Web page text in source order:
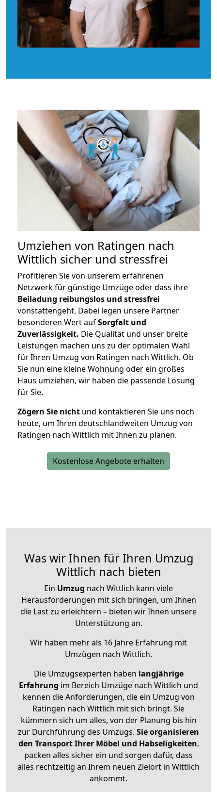
Umziehen von Ratingen nach
Wittlich sicher und stressfrei
Profitieren Sie von unserem erfahrenen
Netzwerk für günstige Umzüge oder dass ihre
Beiladung reibungslos und stressfrei
vonstattengeht. Dabei legen unsere Partner
besonderen Wert aufSorgfalt und
Zuverlässigkeit. Die Qualität und unser breite
Leistungen machen uns zu der optimalen Wahl
für Ihren Umzug von Ratingen nach Wittlich. Ob
Sie nun eine kleine Wohnung oder ein großes
Haus umziehen, wir haben die passende Lösung
für Sie.
Zögern Sie nicht und kontaktieren Sie uns noch
heute, um Ihren deutschlandweiten Umzug von
Ratingen nach Wittlich mit Ihnen zu planen.
Kostenlose Angebote erhalten
Was wir Ihnen für Ihren Umzug
Wittlich nach bieten
Ein Umzug nach Wittlich kann viele
Herausforderungen mit sich bringen, um Ihnen
die Last zu erleichtern – bieten wir Ihnen unsere
Unterstützung an.
Wir haben mehr als 16 Jahre Erfahrung mit
Umzügen nach Wittlich.
Die Umzugsexperten haben langjährige
Erfahrung im Bereich Umzüge nach Wittlich und
kennen die Anforderungen, die ein Umzug von
Ratingen nach Wittlich mit sich bringt. Sie
kümmern sich um alles, von der Planung bis hin
zur Durchführung des Umzugs. Sie organisieren
den Transport Ihrer Möbel und Habseligkeiten,
packen alles sicher ein und sorgen dafür, dass
alles rechtzeitig an Ihrem neuen Zielort in Wittlich
ankommt.